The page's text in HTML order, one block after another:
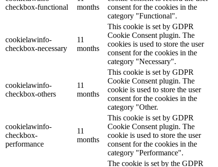
checkbox-functional
months
consent for the cookies in the
category "Functional".
cookielawinfo-
checkbox-necessary
11
months
This cookie is set by GDPR
Cookie Consent plugin. The
cookies is used to store the user
consent for the cookies in the
category "Necessary".
cookielawinfo-
checkbox-others
11
months
This cookie is set by GDPR
Cookie Consent plugin. The
cookie is used to store the user
consent for the cookies in the
category "Other.
cookielawinfo-
checkbox-
performance
11
months
This cookie is set by GDPR
Cookie Consent plugin. The
cookie is used to store the user
consent for the cookies in the
category "Performance".
The cookie is set by the GDPR